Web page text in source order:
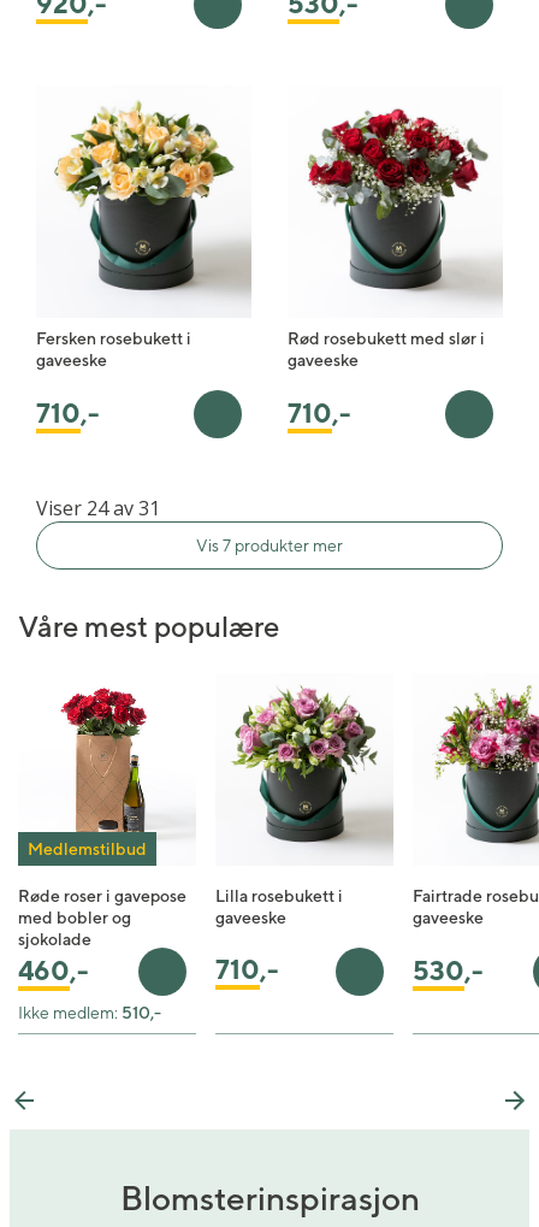
Legg i handlekurv Legg i
Fersken rosebukett i
gaveeske
710,- Legg i handlekurv
Rød rosebukett med slør i
gaveeske
710,- Legg i
Viser 24 av 31
Vis 7 produkter mer
Våre mest populære
Medlemstilbud
Røde roser i gavepose
med bobler og
sjokolade
460,- Legg i handlekurv
Ikke medlem: 510,-
Lilla rosebukett i
gaveeske
710,- Legg i handlekurv
Fairtrade
gaveeske
530,-
Previous
Blomsterinspirasjon